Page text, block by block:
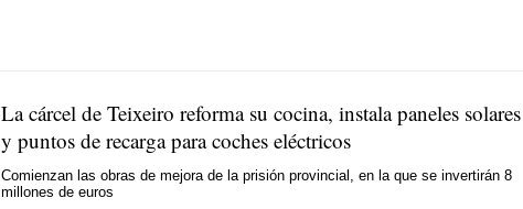
La cárcel de Teixeiro reforma su cocina, instala paneles solares
y puntos de recarga para coches eléctricos
Comienzan las obras de mejora de la prisión provincial, en la que se invertirán 8
millones de euros